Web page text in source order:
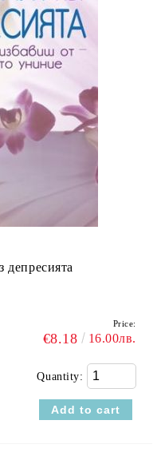
депресията
Price:
€8.18 16.00лв.
Quantity: